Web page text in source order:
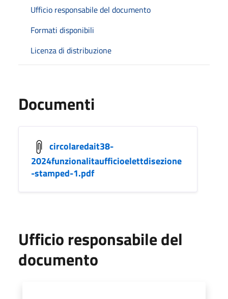
Ufficio responsabile del documento
Formati disponibili
Licenza di distribuzione
Documenti
circolaredait38-
2024funzionalitaufficioelettdisezione
-stamped-1.pdf
Ufficio responsabile del
documento